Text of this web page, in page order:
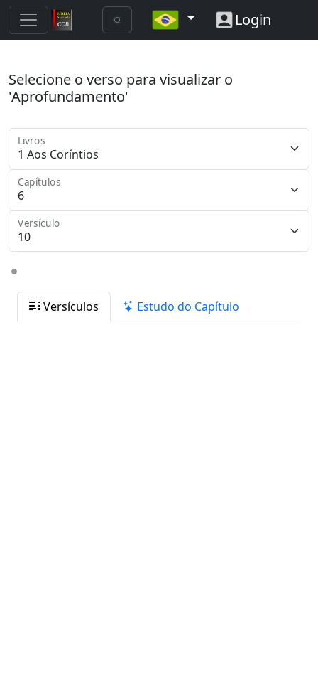
Login
Selecione o verso para visualizar o
'Aprofundamento'
Livros
Capítulos
Versículo
Versículos Estudo do Capítulo